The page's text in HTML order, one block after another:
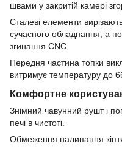
швами у закритій камері
Сталеві елементи
сучасного обладнання, а
згинання CNC.
Передня частина топки
витримує температуру до
Комфортне
Знімний чавунний рушт і
печі в чистоті.
Обмеження налипання